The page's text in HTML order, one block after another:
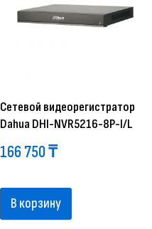
Сетевой видеорегистратор
Dahua DHI-NVR5216-8P-I/L
166 750₸
В корзину